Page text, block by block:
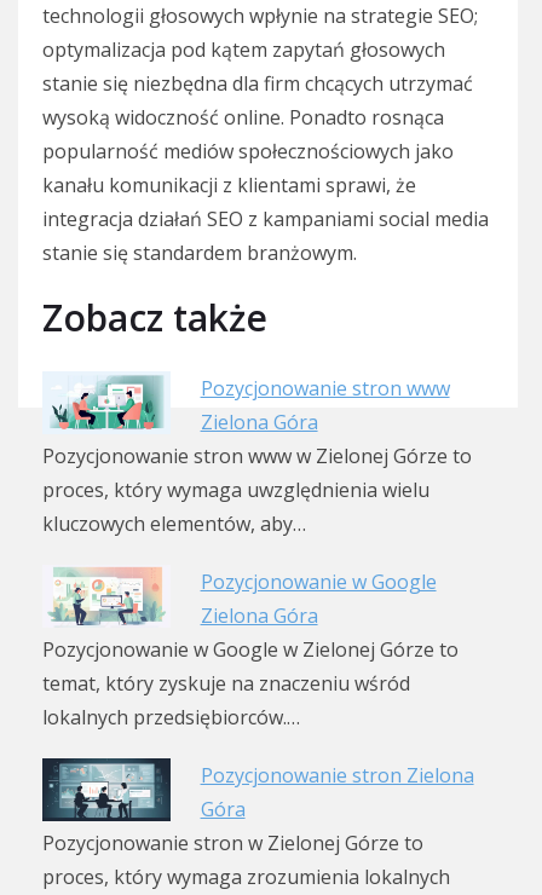
technologii głosowych wpłynie na strategie SEO;
optymalizacja pod kątem zapytań głosowych
stanie się niezbędna dla firm chcących utrzymać
wysoką widoczność online. Ponadto rosnąca
popularność mediów społecznościowych jako
kanału komunikacji z klientami sprawi, że
integracja działań SEO z kampaniami social media
stanie się standardem branżowym.
Zobacz także
Pozycjonowanie stron www
Zielona Góra
Pozycjonowanie stron www w Zielonej Górze to
proces, który wymaga uwzględnienia wielu
kluczowych elementów, aby…
Pozycjonowanie w Google
Zielona Góra
Pozycjonowanie w Google w Zielonej Górze to
temat, który zyskuje na znaczeniu wśród
lokalnych przedsiębiorców.…
Pozycjonowanie stron Zielona
Góra
Pozycjonowanie stron w Zielonej Górze to
proces, który wymaga zrozumienia lokalnych